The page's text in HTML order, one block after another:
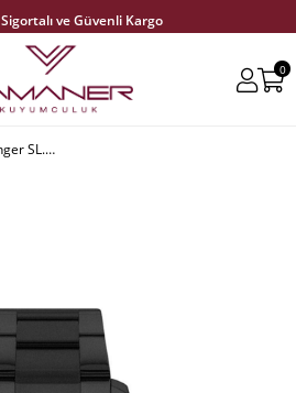
Sigortalı ve Güvenli Kargo
0
Slazenger SL.09.2156.2.03 Erkek Kol Saati